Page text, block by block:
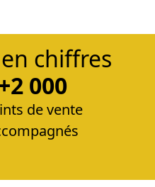
chiffres
000
de vente